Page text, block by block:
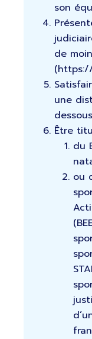
son
de
une
Être
du
ou